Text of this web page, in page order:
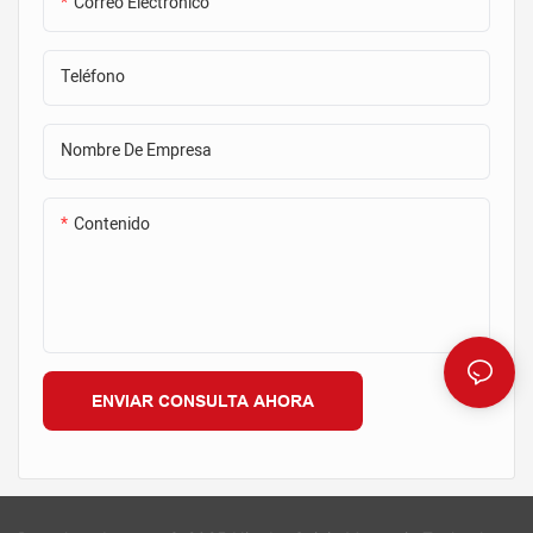
Teléfono
Nombre De Empresa
Contenido
ENVIAR CONSULTA AHORA
terminado, el imán seguirá
levantamos el muro fuera de la
mesa, y el imán podrá usarse
producción del muro